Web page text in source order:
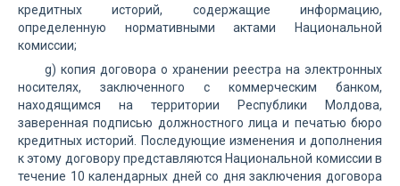
кредитных историй, содержащие информацию,
определенную нормативными актами Национальной
комиссии;
g) копия договора о хранении реестра на электронных
носителях, заключенного с коммерческим банком,
находящимся на территории Республики Молдова,
заверенная подписью должностного лица и печатью бюро
кредитных историй. Последующие изменения и дополнения
к этому договору представляются Национальной комиссии в
течение 10 календарных дней со дня заключения договора